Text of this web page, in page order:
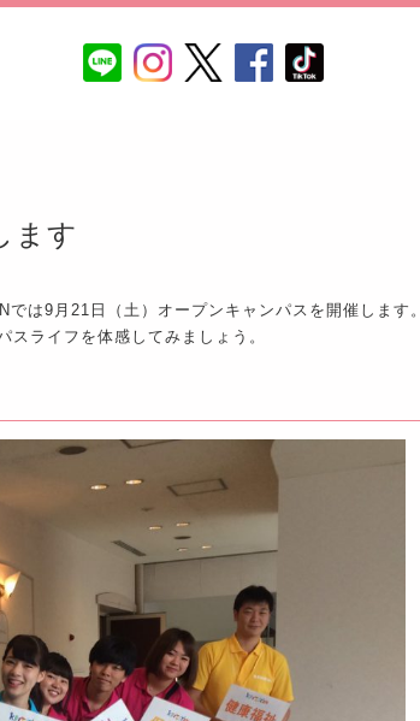
ます
は9月21日（土）オープンキャンパスを開催します。
ライフを体感してみましょう。